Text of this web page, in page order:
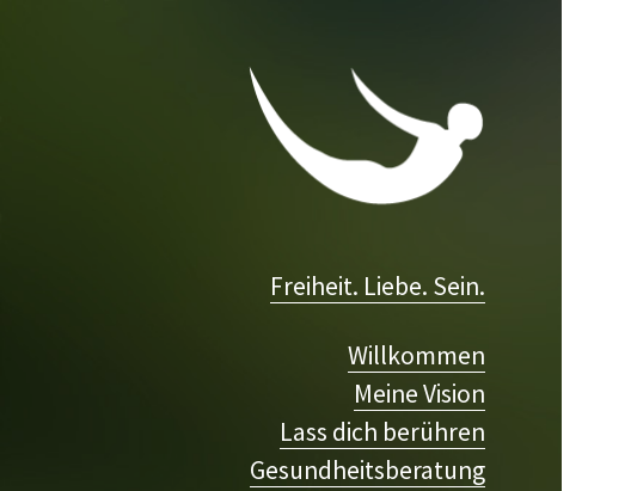
Freiheit. Liebe. Sein.
Willkommen
Meine Vision
Lass dich berühren
Gesundheitsberatung